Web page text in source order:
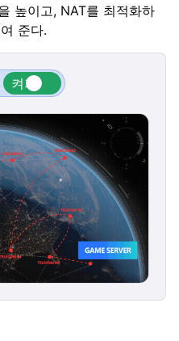
높이고, NAT를 최적화하
준다.